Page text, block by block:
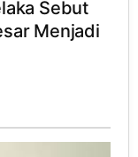
Sebut
Menjadi